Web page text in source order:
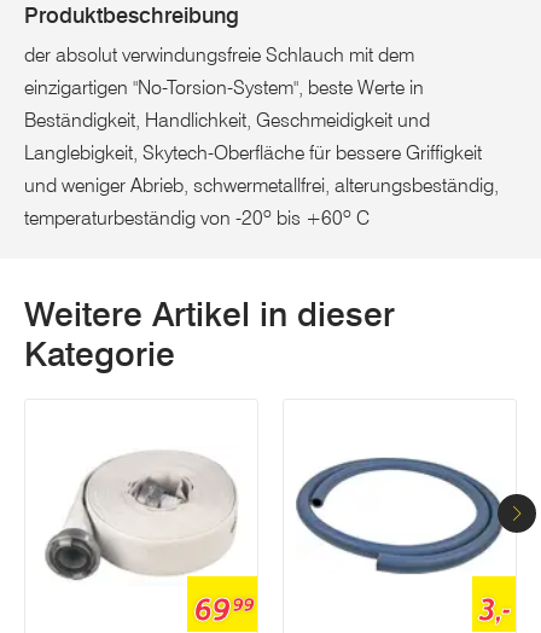
Produktbeschreibung
der absolut verwindungsfreie Schlauch mit dem
einzigartigen "No-Torsion-System", beste Werte in
Beständigkeit, Handlichkeit, Geschmeidigkeit und
Langlebigkeit, Skytech-Oberfläche für bessere Griffigkeit
und weniger Abrieb, schwermetallfrei, alterungsbeständig,
temperaturbeständig von -20º bis +60º C
Weitere Artikel in dieser
Kategorie
6999 3,-